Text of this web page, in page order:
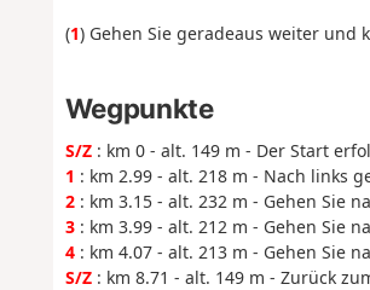
(1) Gehen Sie geradeaus weiter und
Wegpunkte
S/Z: km 0 - alt. 149 m - Der Start
1 : km 2.99 - alt. 218 m - Nach links
2: km 3.15 - alt. 232 m - Gehen Sie
3: km 3.99 - alt. 212 m - Gehen Sie
4: km 4.07 - alt. 213 m - Gehen Sie
S/Z: km 8.71 - alt. 149 m - Zurück